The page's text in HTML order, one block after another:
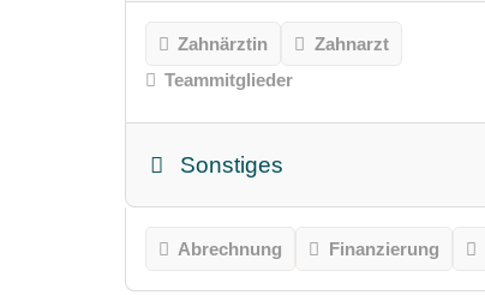
Zahnärztin
Zahnarzt
Teammitglieder
Sonstiges
Abrechnung Finanzierung